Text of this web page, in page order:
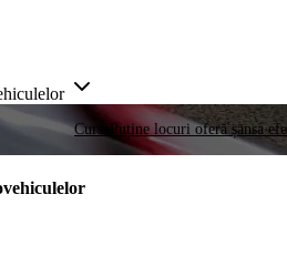
Curse Puține locuri oferă șansa